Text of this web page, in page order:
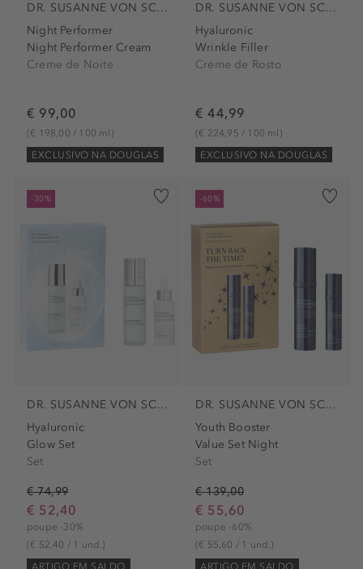
DR. SUSANNE VON SCHMIEDEBERG
Night Performer
Night Performer Cream
Creme de Noite
€ 99,00
(€ 198,00 / 100 ml)
EXCLUSIVO NA DOUGLAS
DR. SUSANNE VON SCHMIEDEBERG
Hyaluronic
Wrinkle Filler
Creme de Rosto
€ 44,99
(€ 224,95 / 100 ml)
EXCLUSIVO NA DOUGLAS
-30%
DR. SUSANNE VON SCHMIEDEBERG
Hyaluronic
Glow Set
Set
€ 74,99
€ 52,40
poupe -30%
(€ 52,40 / 1 und.)
-60%
DR. SUSANNE VON SCHMIEDEBERG
Youth Booster
Value Set Night
Set
€ 139,00
€ 55,60
poupe -60%
(€ 55,60 / 1 und.)